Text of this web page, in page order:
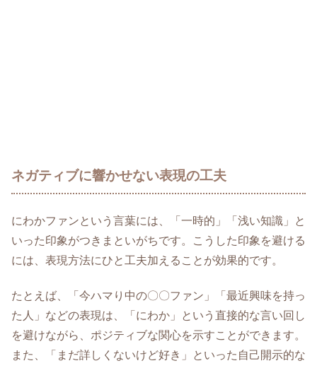
ネガティブに響かせない表現の工夫
にわかファンという言葉には、「一時的」「浅い知識」と
いった印象がつきまといがちです。こうした印象を避ける
には、表現方法にひと工夫加えることが効果的です。
たとえば、「今ハマり中の〇〇ファン」「最近興味を持っ
た人」などの表現は、「にわか」という直接的な言い回し
を避けながら、ポジティブな関心を示すことができます。
また、「まだ詳しくないけど好き」といった自己開示的な